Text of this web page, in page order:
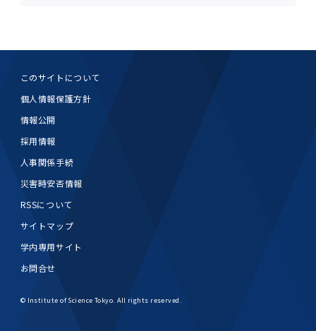
このサイトについて
個人情報保護方針
情報公開
採用情報
人事関係手続
災害時安否情報
RSSについて
サイトマップ
学内専用サイト
お問合せ
© Institute of Science Tokyo. All rights reserved.